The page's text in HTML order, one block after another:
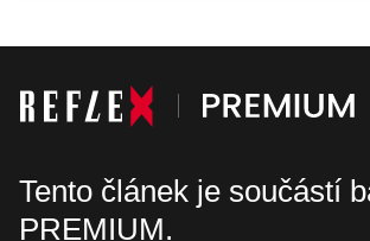
Tento článek je součástí
PREMIUM.